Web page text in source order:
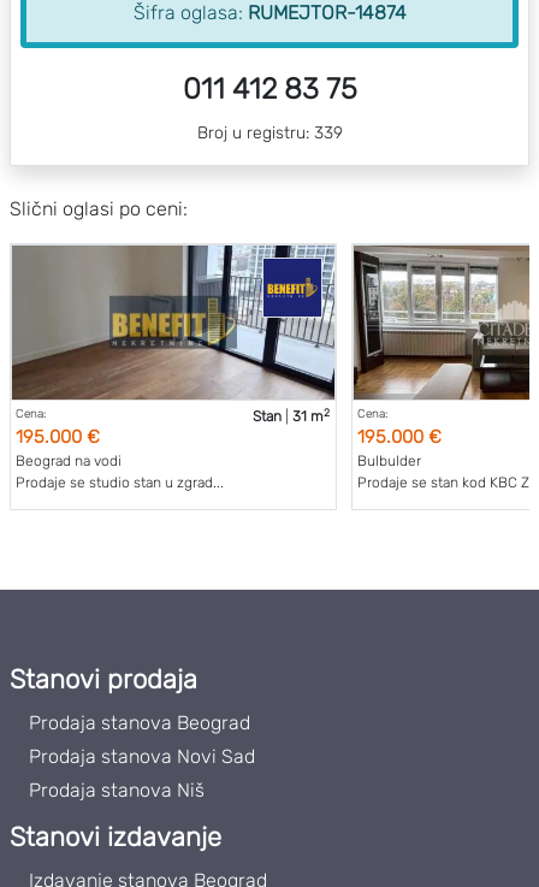
Šifra oglasa: RUMEJTOR-14874
011 412 83 75
Broj u registru: 339
Slični oglasi po ceni:
Cena:
195.000 €
Stan| 31 m2
Beograd na vodi
Prodaje se studio stan u zgrad...
Cena:
195.000 €
Bulbulder
Prodaje se stan kod KBC
Stanovi prodaja
Prodaja stanova Beograd
Prodaja stanova Novi Sad
Prodaja stanova Niš
Stanovi izdavanje
Izdavanje stanova Beograd